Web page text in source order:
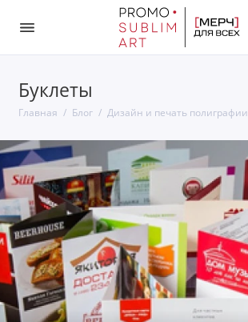
Буклеты
Главная Блог Дизайн и печать полиграфии